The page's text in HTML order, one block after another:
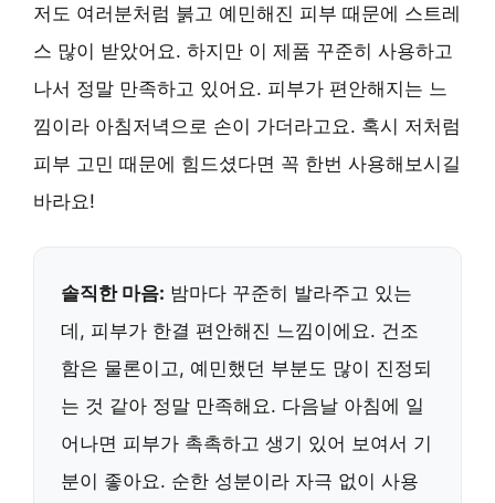
저도 여러분처럼 붉고 예민해진 피부 때문에 스트레
스 많이 받았어요. 하지만 이 제품 꾸준히 사용하고
나서 정말 만족하고 있어요. 피부가 편안해지는 느
낌이라 아침저녁으로 손이 가더라고요. 혹시 저처럼
피부 고민 때문에 힘드셨다면 꼭 한번 사용해보시길
바라요!
솔직한 마음: 밤마다 꾸준히 발라주고 있는
데, 피부가 한결 편안해진 느낌이에요. 건조
함은 물론이고, 예민했던 부분도 많이 진정되
는 것 같아 정말 만족해요. 다음날 아침에 일
어나면 피부가 촉촉하고 생기 있어 보여서 기
분이 좋아요. 순한 성분이라 자극 없이 사용